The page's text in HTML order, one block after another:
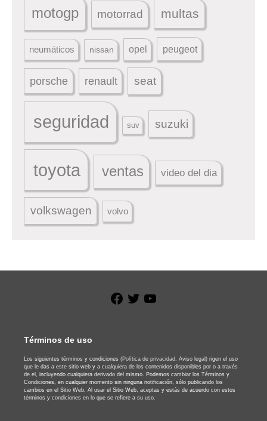
motogp motorrad multas
neumáticos nissan opel peugeot
porsche renault seat
seguridad suv suzuki
toyota ventas video del dia
volkswagen volvo
Facebook
Twitter
Términos de uso
Los siguientes términos y condiciones (Política de privacidad, Aviso legal) rigen el uso
que le das a este sitio web y a cualquiera de los contenidos disponibles por o a través
de el, incluyendo cualquiera derivado del mismo. Podemos cambiar los Términos y
Condiciones, en cualquier momento sin ninguna notificación, sólo publicando los
cambios en el Sitio Web. Al usar el Sitio Web, aceptas y estás de acuerdo con estos
términos y condiciones en lo que se refiere a su uso.